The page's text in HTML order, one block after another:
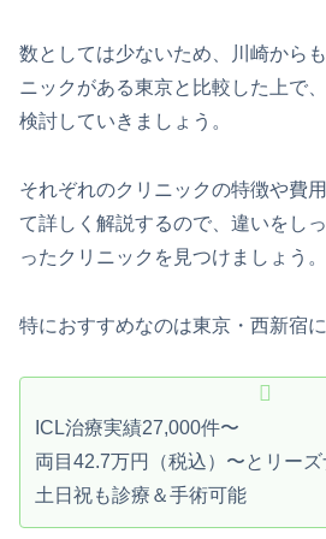
数としては少ないため、川崎から
ニックがある東京と比較した上で
検討していきましょう。
それぞれのクリニックの特徴や費
て詳しく解説するので、違いをし
ったクリニックを見つけましょう。
特におすすめなのは東京・西新宿
ICL治療実績27,000件〜
両目42.7万円（税込）〜とリー
土日祝も診療＆手術可能